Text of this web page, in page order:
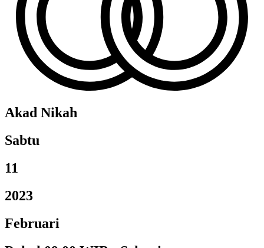
Akad Nikah
Sabtu
11
2023
Februari